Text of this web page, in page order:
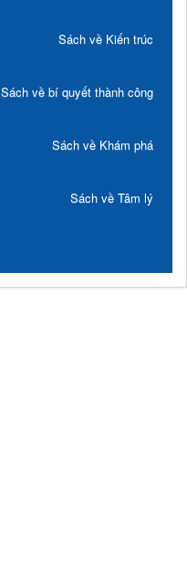
Sách về Kiến trúc
Sách về bí quyết thành công
Sách về Khám phá
Sách về Tâm lý